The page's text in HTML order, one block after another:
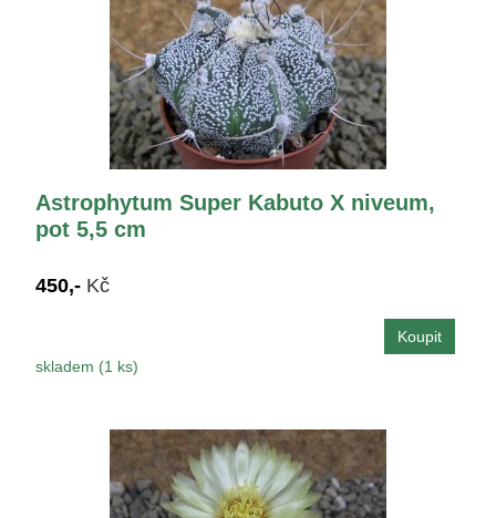
Astrophytum Super Kabuto X niveum,
pot 5,5 cm
450,- Kč
skladem (1 ks)